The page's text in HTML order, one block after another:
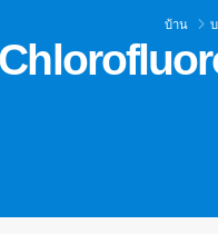
บ้าน